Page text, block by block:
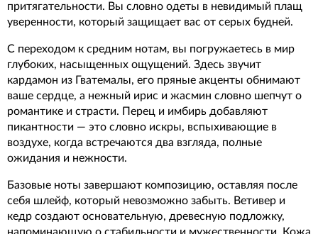
притягательности. Вы словно одеты в невидимый плащ
уверенности, который защищает вас от серых будней.
С переходом к средним нотам, вы погружаетесь в мир
глубоких, насыщенных ощущений. Здесь звучит
кардамон из Гватемалы, его пряные акценты обнимают
ваше сердце, а нежный ирис и жасмин словно шепчут о
романтике и страсти. Перец и имбирь добавляют
пикантности — это словно искры, вспыхивающие в
воздухе, когда встречаются два взгляда, полные
ожидания и нежности.
Базовые ноты завершают композицию, оставляя после
себя шлейф, который невозможно забыть. Ветивер и
кедр создают основательную, древесную подложку,